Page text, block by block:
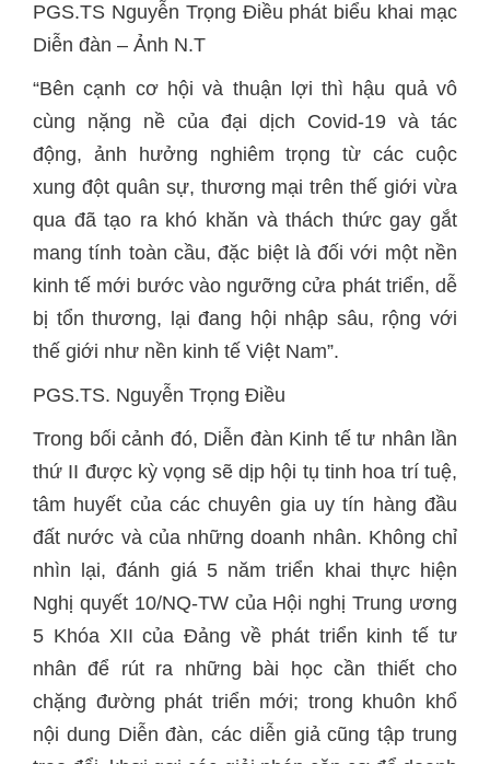
PGS.TS Nguyễn Trọng Điều phát biểu khai mạc
Diễn đàn – Ảnh N.T
“Bên cạnh cơ hội và thuận lợi thì hậu quả vô
cùng nặng nề của đại dịch Covid-19 và tác
động, ảnh hưởng nghiêm trọng từ các cuộc
xung đột quân sự, thương mại trên thế giới vừa
qua đã tạo ra khó khăn và thách thức gay gắt
mang tính toàn cầu, đặc biệt là đối với một nền
kinh tế mới bước vào ngưỡng cửa phát triển, dễ
bị tổn thương, lại đang hội nhập sâu, rộng với
thế giới như nền kinh tế Việt Nam”.
PGS.TS. Nguyễn Trọng Điều
Trong bối cảnh đó, Diễn đàn Kinh tế tư nhân lần
thứ II được kỳ vọng sẽ dịp hội tụ tinh hoa trí tuệ,
tâm huyết của các chuyên gia uy tín hàng đầu
đất nước và của những doanh nhân. Không chỉ
nhìn lại, đánh giá 5 năm triển khai thực hiện
Nghị quyết 10/NQ-TW của Hội nghị Trung ương
5 Khóa XII của Đảng về phát triển kinh tế tư
nhân để rút ra những bài học cần thiết cho
chặng đường phát triển mới; trong khuôn khổ
nội dung Diễn đàn, các diễn giả cũng tập trung